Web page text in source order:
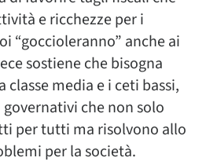
e ricchezze per i
“goccioleranno” anche ai
sostiene che bisogna
classe media e i ceti bassi,
che non solo
per tutti ma risolvono allo
per la società.